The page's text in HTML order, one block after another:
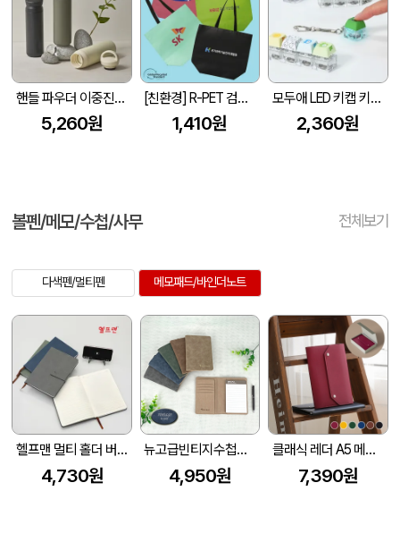
핸들 파우더 이중진공 스텐텀블러 500ml 손잡이 텀블러
5,260원
[친환경] R-PET 검정내피 리유저블백 (4색/중형/170g)(450x150x400mm)
1,410원
모두애 LED 키캡 키링 굿즈
2,360원
볼펜/메모/수첩/사무 전체보기
다색펜/멀티펜 메모패드/바인더노트
헬프맨 멀티 홀더 버클 메모노트(A5
4,730원
뉴고급빈티지수첩메모패드
4,950원
클래식 레더 A5 메모패드 날개형 (215*160mm) (고급선물용 자석케이스 포함)
7,390원